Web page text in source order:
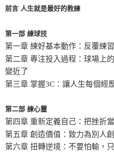
前言 人生就是最好的教練
第一部 練球技
第一章 練好基本動作：反覆練
第二章 專注投入過程：球場上
變近了
第三章 掌握3C：讓人生每個經
第二部 練心靈
第四章 重新定義自己：把挫折
第五章 創造價值：致力為別人
第六章 扭轉逆境：不要怕輸，